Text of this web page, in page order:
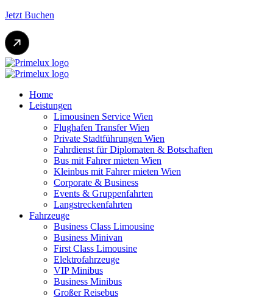
Jetzt Buchen
Home
Leistungen
Limousinen Service Wien
Flughafen Transfer Wien
Private Stadtführungen Wien
Fahrdienst für Diplomaten & Botschaften
Bus mit Fahrer mieten Wien
Kleinbus mit Fahrer mieten Wien
Corporate & Business
Events & Gruppenfahrten
Langstreckenfahrten
Fahrzeuge
Business Class Limousine
Business Minivan
First Class Limousine
Elektrofahrzeuge
VIP Minibus
Business Minibus
Großer Reisebus